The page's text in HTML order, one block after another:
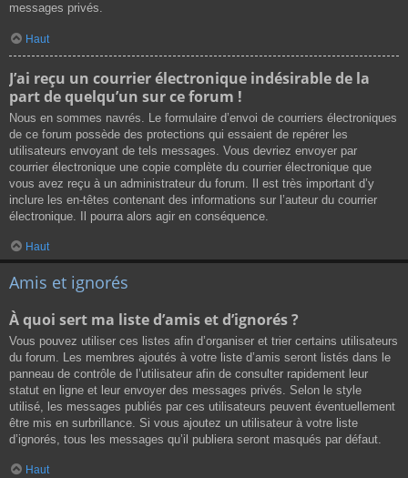
messages privés.
Haut
J’ai reçu un courrier électronique indésirable de la
part de quelqu’un sur ce forum !
Nous en sommes navrés. Le formulaire d’envoi de courriers électroniques
de ce forum possède des protections qui essaient de repérer les
utilisateurs envoyant de tels messages. Vous devriez envoyer par
courrier électronique une copie complète du courrier électronique que
vous avez reçu à un administrateur du forum. Il est très important d’y
inclure les en-têtes contenant des informations sur l’auteur du courrier
électronique. Il pourra alors agir en conséquence.
Haut
Amis et ignorés
À quoi sert ma liste d’amis et d’ignorés ?
Vous pouvez utiliser ces listes afin d’organiser et trier certains utilisateurs
du forum. Les membres ajoutés à votre liste d’amis seront listés dans le
panneau de contrôle de l’utilisateur afin de consulter rapidement leur
statut en ligne et leur envoyer des messages privés. Selon le style
utilisé, les messages publiés par ces utilisateurs peuvent éventuellement
être mis en surbrillance. Si vous ajoutez un utilisateur à votre liste
d’ignorés, tous les messages qu’il publiera seront masqués par défaut.
Haut